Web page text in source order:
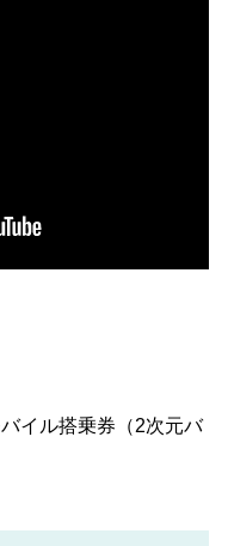
イル搭乗券（2次元バ